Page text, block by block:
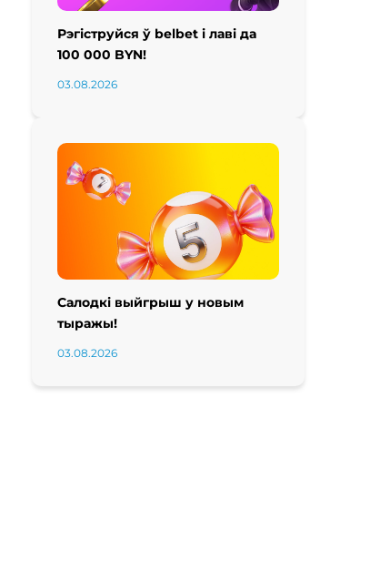
Рэгіструйся ў belbet і лаві да
100 000 BYN!
03.08.2026
Салодкі выйгрыш у новым
тыражы!
03.08.2026